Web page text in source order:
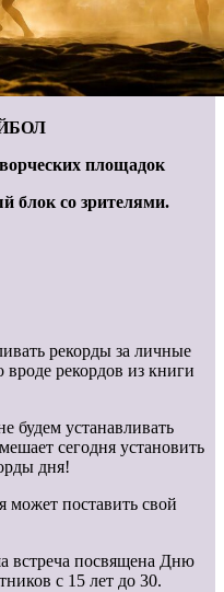
площадок
блок со зрителями.
рекорды за личные
вроде рекордов из книги
будем устанавливать
сегодня установить
дня!
может поставить свой
встреча посвящена Дню
с 15 лет до 30.